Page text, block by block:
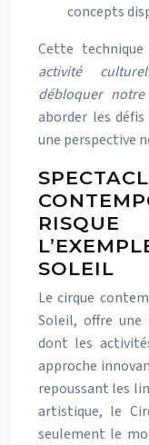
concepts
Cette
activité
débloquer
aborder les
une perspective
SOLEIL
Le cirque
Soleil, offre
dont les
approche
repoussant les
artistique, le
seulement le